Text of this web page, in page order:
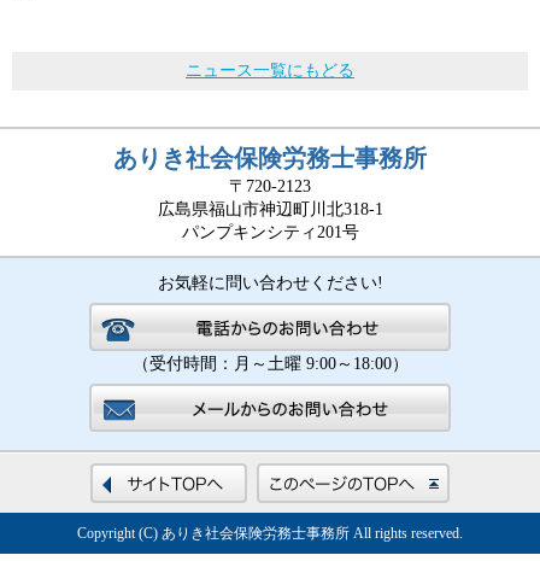
ニュース一覧にもどる
ありき社会保険労務士事務所
〒720-2123
広島県福山市神辺町川北318-1
パンプキンシティ201号
お気軽に問い合わせください!
（受付時間：月～土曜 9:00～18:00）
Copyright (C) ありき社会保険労務士事務所 All rights reserved.